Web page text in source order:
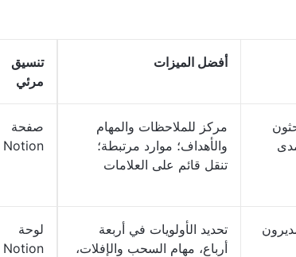
أفضل الميزات
تنسيق
مرئي
مركز للملاحظات والمهام
والأهداف؛ موارد مرتبطة؛
تنقل قائم على العلامات
صفحة
Notion
تحديد الأولويات في أربعة
أرباع، مهام السحب والإفلات،
لوحة
Notion